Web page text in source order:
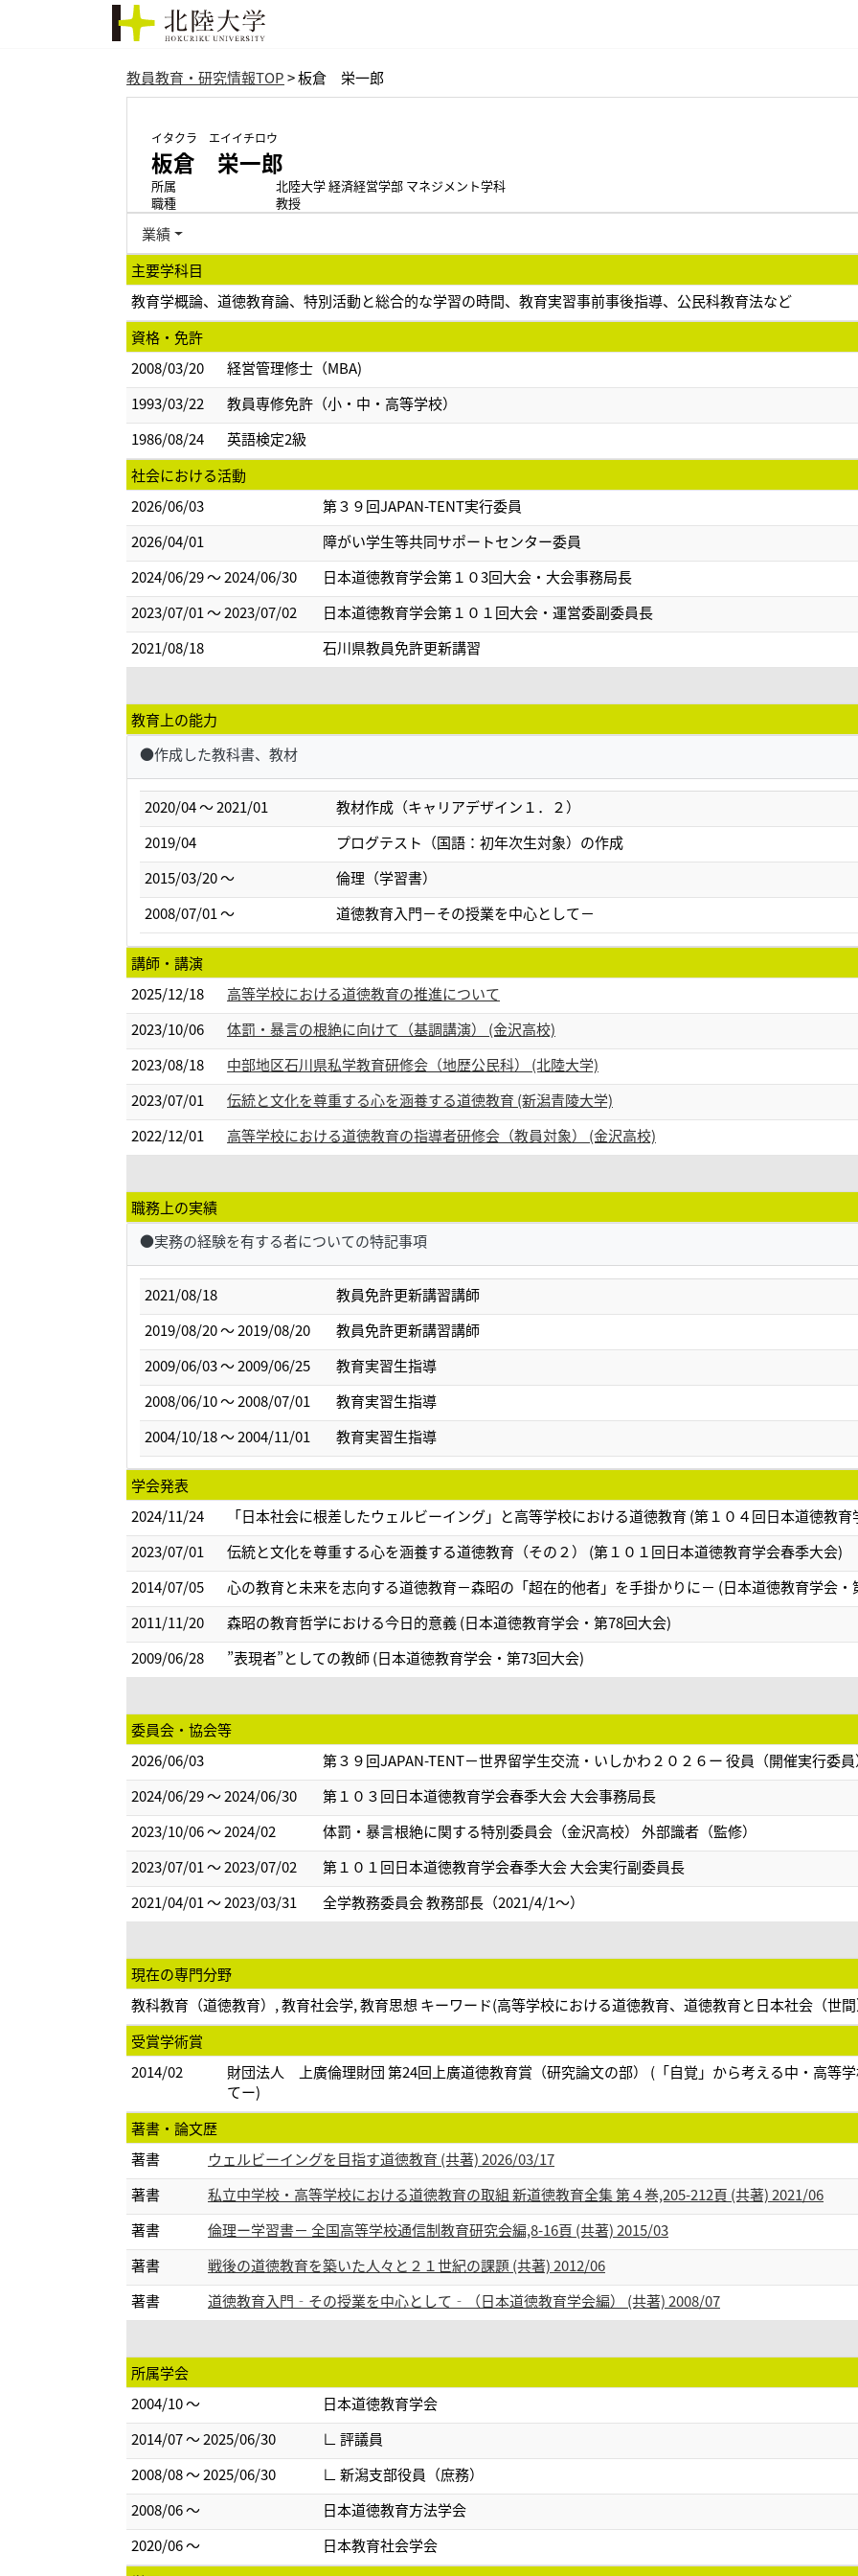
教員教育・研究情報TOP> 板倉 栄一郎
イタクラ エイイチロウ
板倉 栄一郎
所属
北陸大学 経済経営学部 マネジメント学科
職種
教授
業績
主要学科目
教育学概論、道徳教育論、特別活動と総合的な学習の時間、教育実習事前事後指導、公民科教育法など
資格・免許
2008/03/20
経営管理修士（MBA)
1993/03/22
教員専修免許（小・中・高等学校）
1986/08/24
英語検定2級
社会における活動
2026/06/03
第３９回JAPAN-TENT実行委員
2026/04/01
障がい学生等共同サポートセンター委員
2024/06/29 ～ 2024/06/30
日本道徳教育学会第１０3回大会・大会事務局長
2023/07/01 ～ 2023/07/02
日本道徳教育学会第１０１回大会・運営委副委員長
2021/08/18
石川県教員免許更新講習
教育上の能力
●作成した教科書、教材
2020/04 ～ 2021/01
教材作成（キャリアデザイン１．２）
2019/04
プログテスト（国語：初年次生対象）の作成
2015/03/20 ～
倫理（学習書）
2008/07/01 ～
道徳教育入門－その授業を中心として－
講師・講演
2025/12/18
高等学校における道徳教育の推進について
2023/10/06
体罰・暴言の根絶に向けて（基調講演） (金沢高校)
2023/08/18
中部地区石川県私学教育研修会（地歴公民科） (北陸大学)
2023/07/01
伝統と文化を尊重する心を涵養する道徳教育 (新潟青陵大学)
2022/12/01
高等学校における道徳教育の指導者研修会（教員対象） (金沢高校)
職務上の実績
●実務の経験を有する者についての特記事項
2021/08/18
教員免許更新講習講師
2019/08/20 ～ 2019/08/20
教員免許更新講習講師
2009/06/03 ～ 2009/06/25
教育実習生指導
2008/06/10 ～ 2008/07/01
教育実習生指導
2004/10/18 ～ 2004/11/01
教育実習生指導
学会発表
2024/11/24
「日本社会に根差したウェルビーイング」と高等学校における道徳教育 (第１０４回日本道徳教育
2023/07/01
伝統と文化を尊重する心を涵養する道徳教育（その２） (第１０１回日本道徳教育学会春季大会)
2014/07/05
心の教育と未来を志向する道徳教育－森昭の「超在的他者」を手掛かりに－ (日本道徳教育学会・
2011/11/20
森昭の教育哲学における今日的意義 (日本道徳教育学会・第78回大会)
2009/06/28
”表現者”としての教師 (日本道徳教育学会・第73回大会)
委員会・協会等
2026/06/03
第３９回JAPAN-TENT－世界留学生交流・いしかわ２０２６ー 役員（開催実行委員
2024/06/29 ～ 2024/06/30
第１０３回日本道徳教育学会春季大会 大会事務局長
2023/10/06 ～ 2024/02
体罰・暴言根絶に関する特別委員会（金沢高校） 外部識者（監修）
2023/07/01 ～ 2023/07/02
第１０１回日本道徳教育学会春季大会 大会実行副委員長
2021/04/01 ～ 2023/03/31
全学教務委員会 教務部長（2021/4/1～）
現在の専門分野
教科教育（道徳教育）, 教育社会学, 教育思想 キーワード(高等学校における道徳教育、道徳教育と日本社会（世
受賞学術賞
2014/02
財団法人 上廣倫理財団 第24回上廣道徳教育賞（研究論文の部） (「自覚」から考える中・高等
てー)
著書・論文歴
著書
ウェルビーイングを目指す道徳教育 (共著) 2026/03/17
著書
私立中学校・高等学校における道徳教育の取組 新道徳教育全集 第４巻,205-212頁 (共著) 2021/06
著書
倫理ー学習書－ 全国高等学校通信制教育研究会編,8-16頁 (共著) 2015/03
著書
戦後の道徳教育を築いた人々と２１世紀の課題 (共著) 2012/06
著書
道徳教育入門‐その授業を中心として‐（日本道徳教育学会編） (共著) 2008/07
所属学会
2004/10 ～
日本道徳教育学会
2014/07 ～ 2025/06/30
∟ 評議員
2008/08 ～ 2025/06/30
∟ 新潟支部役員（庶務）
2008/06 ～
日本道徳教育方法学会
2020/06 ～
日本教育社会学会